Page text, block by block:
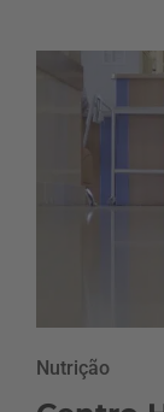
Nutrição